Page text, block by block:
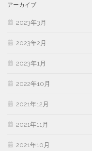
アーカイブ
2023年3月
2023年2月
2023年1月
2022年10月
2021年12月
2021年11月
2021年10月